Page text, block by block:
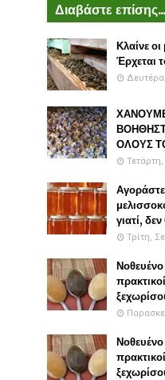
Διαβάστε επίσης...
Κλαίνε
Έρχεται
ΟΛΟΥΣ
Τετάρτη,
γιατί,
Τρίτη,
Νοθευένο
Νοθευένο